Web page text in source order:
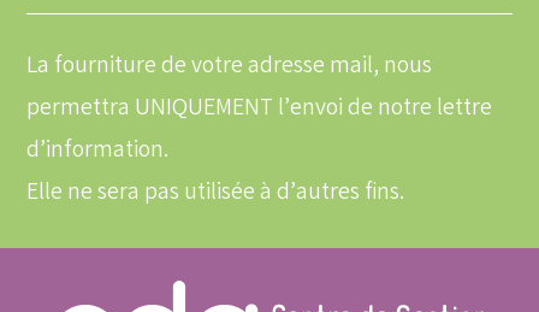
email
La fourniture de votre adresse mail, nous
permettra UNIQUEMENT l’envoi de notre lettre
d’information.
Elle ne sera pas utilisée à d’autres fins.